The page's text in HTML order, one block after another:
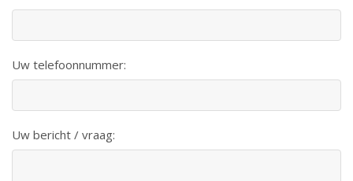
Uw telefoonnummer:
Uw bericht / vraag: